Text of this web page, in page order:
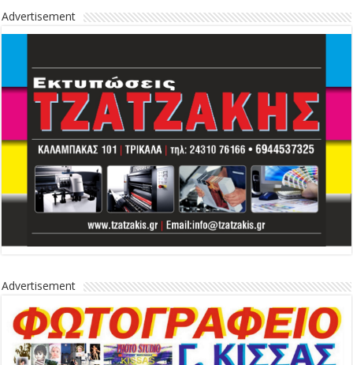
Advertisement
Advertisement